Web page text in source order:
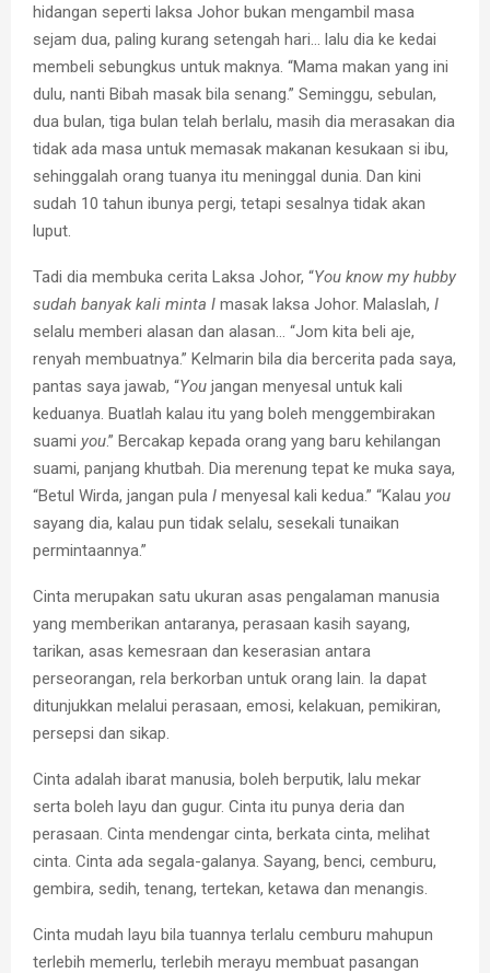
hidangan seperti laksa Johor bukan mengambil masa
sejam dua, paling kurang setengah hari… lalu dia ke kedai
membeli sebungkus untuk maknya. “Mama makan yang ini
dulu, nanti Bibah masak bila senang.” Seminggu, sebulan,
dua bulan, tiga bulan telah berlalu, masih dia merasakan dia
tidak ada masa untuk memasak makanan kesukaan si ibu,
sehinggalah orang tuanya itu meninggal dunia. Dan kini
sudah 10 tahun ibunya pergi, tetapi sesalnya tidak akan
luput.
Tadi dia membuka cerita Laksa Johor, “You know my hubby
sudah banyak kali minta I masak laksa Johor. Malaslah, I
selalu memberi alasan dan alasan… “Jom kita beli aje,
renyah membuatnya.” Kelmarin bila dia bercerita pada saya,
pantas saya jawab, “You jangan menyesal untuk kali
keduanya. Buatlah kalau itu yang boleh menggembirakan
suami you.” Bercakap kepada orang yang baru kehilangan
suami, panjang khutbah. Dia merenung tepat ke muka saya,
“Betul Wirda, jangan pula I menyesal kali kedua.” “Kalau you
sayang dia, kalau pun tidak selalu, sesekali tunaikan
permintaannya.”
Cinta merupakan satu ukuran asas pengalaman manusia
yang memberikan antaranya, perasaan kasih sayang,
tarikan, asas kemesraan dan keserasian antara
perseorangan, rela berkorban untuk orang lain. Ia dapat
ditunjukkan melalui perasaan, emosi, kelakuan, pemikiran,
persepsi dan sikap.
Cinta adalah ibarat manusia, boleh berputik, lalu mekar
serta boleh layu dan gugur. Cinta itu punya deria dan
perasaan. Cinta mendengar cinta, berkata cinta, melihat
cinta. Cinta ada segala-galanya. Sayang, benci, cemburu,
gembira, sedih, tenang, tertekan, ketawa dan menangis.
Cinta mudah layu bila tuannya terlalu cemburu mahupun
terlebih memerlu, terlebih merayu membuat pasangan